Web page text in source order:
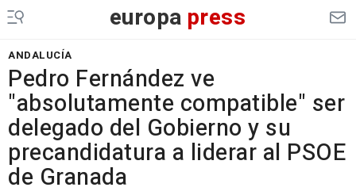
europa press
ANDALUCÍA
Pedro Fernández ve
"absolutamente compatible" ser
delegado del Gobierno y su
precandidatura a liderar al PSOE
de Granada